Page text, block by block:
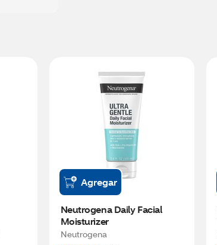
Agregar
Neutrogena Daily Facial
Moisturizer
Neutrogena